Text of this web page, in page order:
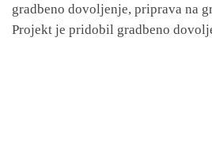
gradbeno dovoljenje, priprava na
Projekt je pridobil gradbeno